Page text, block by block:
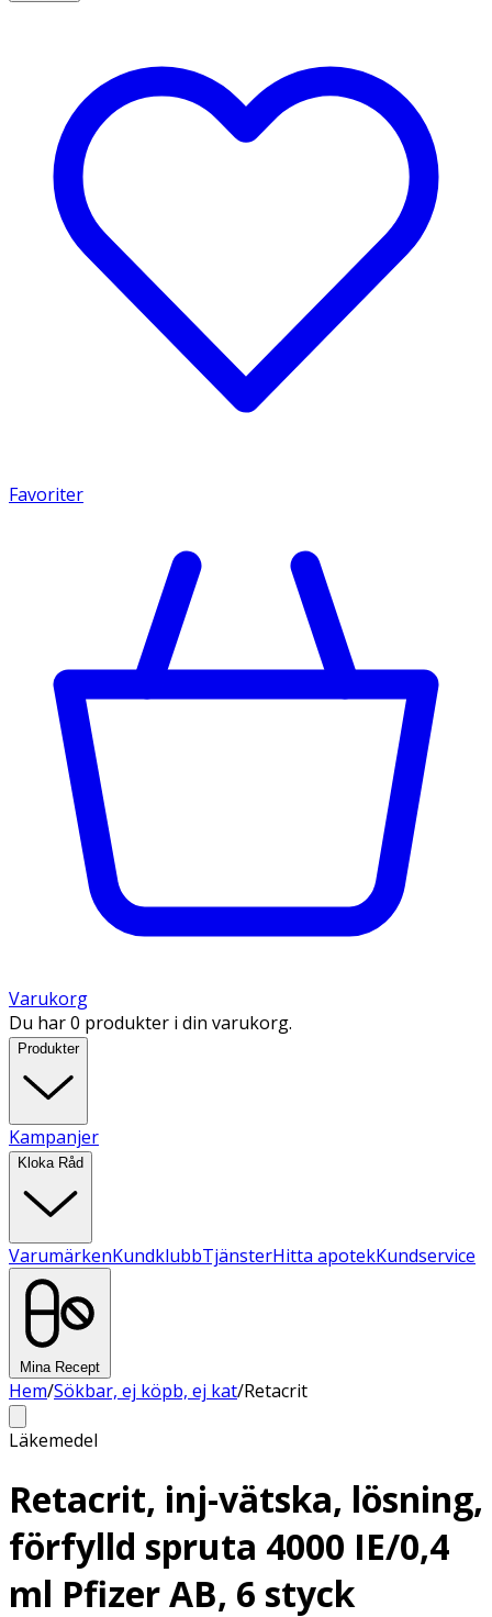
Favoriter
Varukorg
Du har 0 produkter i din varukorg.
Produkter
Kampanjer
Kloka Råd
VarumärkenKundklubbTjänsterHitta apotekKundservice
Mina Recept
Hem/Sökbar, ej köpb, ej kat/Retacrit
Läkemedel
Retacrit, inj-vätska, lösning,
förfylld spruta 4000 IE/0,4
ml Pfizer AB, 6 styck